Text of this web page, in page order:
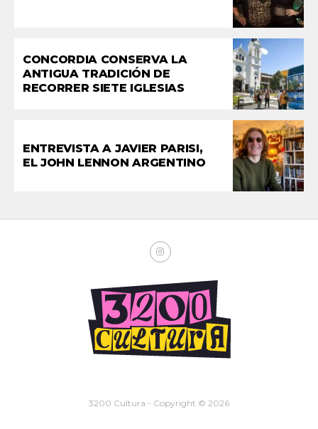
CONCORDIA CONSERVA LA
ANTIGUA TRADICIÓN DE
RECORRER SIETE IGLESIAS
ENTREVISTA A JAVIER PARISI,
EL JOHN LENNON ARGENTINO
3200 Cultura - Copyright © 2026